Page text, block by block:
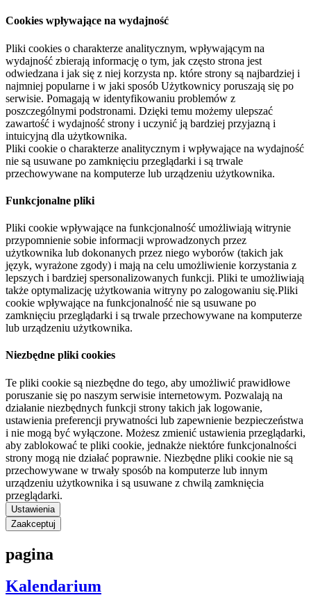
Cookies wpływające na wydajność
Pliki cookies o charakterze analitycznym, wpływającym na
wydajność zbierają informację o tym, jak często strona jest
odwiedzana i jak się z niej korzysta np. które strony są najbardziej i
najmniej popularne i w jaki sposób Użytkownicy poruszają się po
serwisie. Pomagają w identyfikowaniu problemów z
poszczególnymi podstronami. Dzięki temu możemy ulepszać
zawartość i wydajność strony i uczynić ją bardziej przyjazną i
intuicyjną dla użytkownika.
Pliki cookie o charakterze analitycznym i wpływające na wydajność
nie są usuwane po zamknięciu przeglądarki i są trwale
przechowywane na komputerze lub urządzeniu użytkownika.
Funkcjonalne pliki
Pliki cookie wpływające na funkcjonalność umożliwiają witrynie
przypomnienie sobie informacji wprowadzonych przez
użytkownika lub dokonanych przez niego wyborów (takich jak
język, wyrażone zgody) i mają na celu umożliwienie korzystania z
lepszych i bardziej spersonalizowanych funkcji. Pliki te umożliwiają
także optymalizację użytkowania witryny po zalogowaniu się.Pliki
cookie wpływające na funkcjonalność nie są usuwane po
zamknięciu przeglądarki i są trwale przechowywane na komputerze
lub urządzeniu użytkownika.
Niezbędne pliki cookies
Te pliki cookie są niezbędne do tego, aby umożliwić prawidłowe
poruszanie się po naszym serwisie internetowym. Pozwalają na
działanie niezbędnych funkcji strony takich jak logowanie,
ustawienia preferencji prywatności lub zapewnienie bezpieczeństwa
i nie mogą być wyłączone. Możesz zmienić ustawienia przeglądarki,
aby zablokować te pliki cookie, jednakże niektóre funkcjonalności
strony mogą nie działać poprawnie. Niezbędne pliki cookie nie są
przechowywane w trwały sposób na komputerze lub innym
urządzeniu użytkownika i są usuwane z chwilą zamknięcia
przeglądarki.
Ustawienia
Zaakceptuj
pagina
Kalendarium